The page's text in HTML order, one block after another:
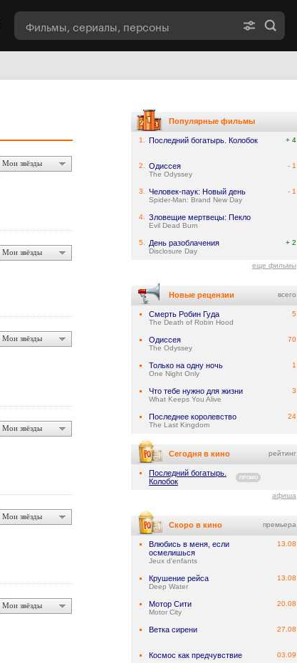
Мои звёзды
Мои звёзды
Мои звёзды
Мои звёзды
Мои звёзды
Мои звёзды
Популярные фильмы
1. Последний богатырь. Колобок + 4
2. Одиссея
The Odyssey
- 1
3. Человек-паук: Новый день
Spider-Man: Brand New Day
- 1
4. Зловещие мертвецы: Пекло
Evil Dead Burn
5. День разоблачения
Disclosure Day
+ 2
еще фильмы
Новые рецензии всего
Смерть Робин Гуда
The Death of Robin Hood
5
Одиссея
The Odyssey
70
Только на одну ночь
One Night Only
1
Что тебе нужно для жизни
What Keeps You Alive
3
Последнее королевство
The Last Kingdom
24
Сегодня в кино рейтинг
Последний богатырь.
Колобок
ПРОМО
афиша
Скоро в кино премьера
Влюбись в меня, если
осмелишься
Jeux d'enfants
13.08
Крушение рейса
Deep Water
13.08
Мотор Сити
Motor City
20.08
Ветка сирени 27.08
Космос как предчувствие 03.09